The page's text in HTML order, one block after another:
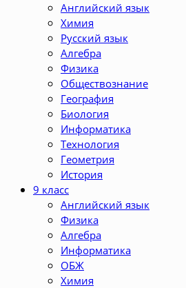
Английский язык
Химия
Русский язык
Алгебра
Физика
Обществознание
География
Биология
Информатика
Технология
Геометрия
История
9 класс
Английский язык
Физика
Алгебра
Информатика
ОБЖ
Химия